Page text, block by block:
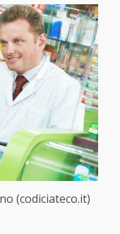
(codiciateco.it)